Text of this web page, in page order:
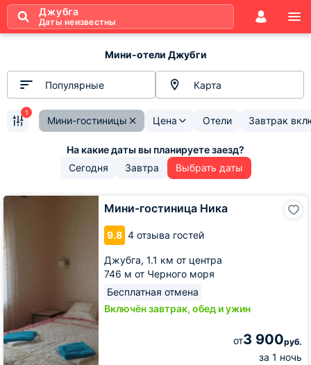
Джубга
Даты неизвестны
Мини-отели Джубги
Популярные Карта
Мини-гостиницы Цена Отели Завтрак
1
Сегодня Завтра Выбрать даты
Мини-гостиница Ника
9.8 4 отзыва гостей
Джубга, 1.1 км от центра
746 м от Черного моря
Бесплатная отмена
Включён завтрак, обед и ужин
от3 900руб.
за 1 ночь
Мини-
Ника